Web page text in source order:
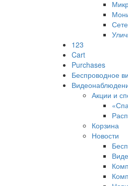
123
Cart
Purchases
Беспроводное
Акции и
Корзина
Новости